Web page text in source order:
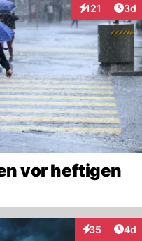
121
Interaktionen
3d
vor heftigen
35
Interaktionen
4d